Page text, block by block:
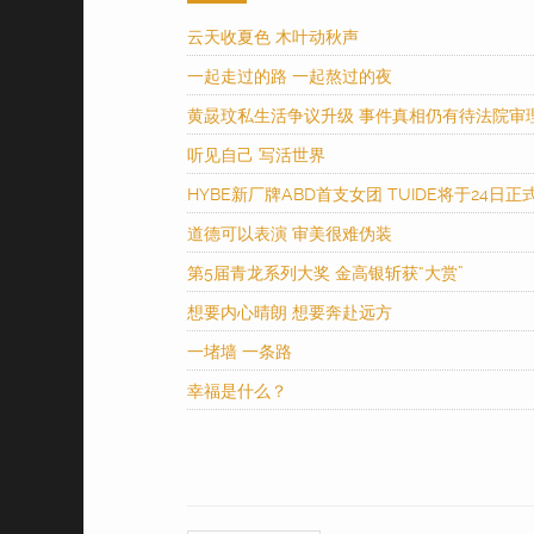
云天收夏色 木叶动秋声
一起走过的路 一起熬过的夜
黄晸玟私生活争议升级 事件真相仍有待法院审
听见自己 写活世界
HYBE新厂牌ABD首支女团 TUIDE将于24日正
道德可以表演 审美很难伪装
第5届青龙系列大奖 金高银斩获“大赏”
想要内心晴朗 想要奔赴远方
一堵墙 一条路
幸福是什么？